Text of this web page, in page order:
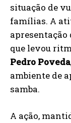
situação de
famílias. A
apresentação
que levou
Pedro Poveda
ambiente de
samba.
A ação,